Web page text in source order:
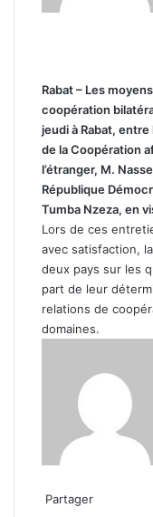
Rabat – Les
coopération
jeudi à Rabat,
de la Coopération
l’étranger, M.
République
Tumba Nzeza, en
Lors de ces
avec satisfaction,
deux pays sur les
part de leur
relations de
domaines.
Partager